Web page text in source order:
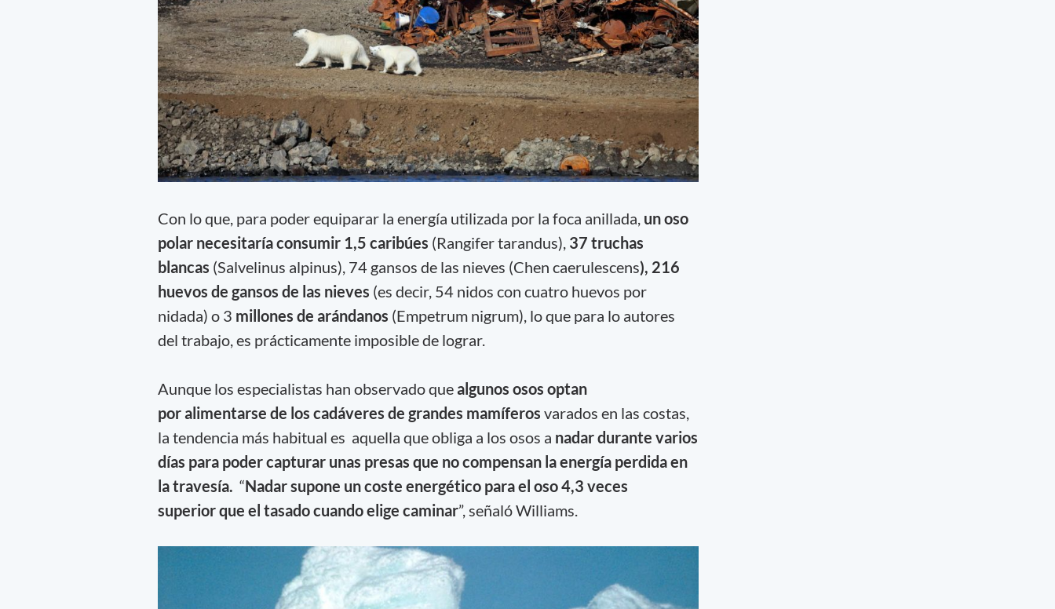
Con lo que, para poder equiparar la energía utilizada por la foca anillada, un oso
polar necesitaría consumir 1,5 caribúes (Rangifer tarandus), 37 truchas
blancas (Salvelinus alpinus), 74 gansos de las nieves (Chen caerulescens), 216
huevos de gansos de las nieves (es decir, 54 nidos con cuatro huevos por
nidada) o 3 millones de arándanos (Empetrum nigrum), lo que para lo autores
del trabajo, es prácticamente imposible de lograr.
Aunque los especialistas han observado quealgunos osos optan
por alimentarse de los cadáveres de grandes mamíferos varados en las costas,
la tendencia más habitual es aquella que obliga a los osos a nadar durante varios
días para poder capturar unas presas que no compensan la energía perdida en
la travesía. “Nadar supone un coste energético para el oso 4,3 veces
superior que el tasado cuando elige caminar”, señaló Williams.